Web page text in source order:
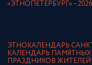
«ЭТНОПЕТЕРБУРГ» – 2026
ЭТНОКАЛЕНДАРЬ
КАЛЕНДАРЬ
ПРАЗДНИКОВ ЖИТЕЛЕЙ